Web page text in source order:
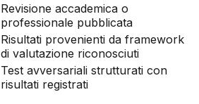
Revisione accademica o
professionale pubblicata
Risultati provenienti da framework
di valutazione riconosciuti
Test avversariali strutturati con
risultati registrati